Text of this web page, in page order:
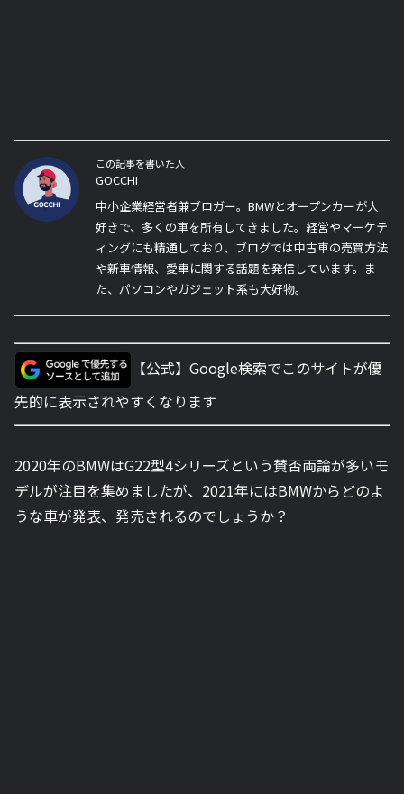
この記事を書いた人
GOCCHI
中小企業経営者兼ブロガー。BMWとオープンカーが大
好きで、多くの車を所有してきました。経営やマーケテ
ィングにも精通しており、ブログでは中古車の売買方法
や新車情報、愛車に関する話題を発信しています。ま
た、パソコンやガジェット系も大好物。
【公式】Google検索でこのサイトが優
先的に表示されやすくなります
2020年のBMWはG22型4シリーズという賛否両論が多いモ
デルが注目を集めましたが、2021年にはBMWからどのよ
うな車が発表、発売されるのでしょうか？